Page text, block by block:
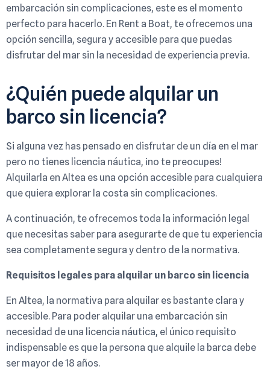
embarcación sin complicaciones, este es el momento
perfecto para hacerlo. En Rent a Boat, te ofrecemos una
opción sencilla, segura y accesible para que puedas
disfrutar del mar sin la necesidad de experiencia previa.
¿Quién puede alquilar un
barco sin licencia?
Si alguna vez has pensado en disfrutar de un día en el mar
pero no tienes licencia náutica, ¡no te preocupes!
Alquilarla en Altea es una opción accesible para cualquiera
que quiera explorar la costa sin complicaciones.
A continuación, te ofrecemos toda la información legal
que necesitas saber para asegurarte de que tu experiencia
sea completamente segura y dentro de la normativa.
Requisitos legales para alquilar un barco sin licencia
En Altea, la normativa para alquilar es bastante clara y
accesible. Para poder alquilar una embarcación sin
necesidad de una licencia náutica, el único requisito
indispensable es que la persona que alquile la barca debe
ser mayor de 18 años.